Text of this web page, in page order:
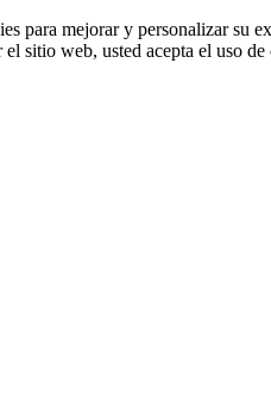
para mejorar y personalizar su
sitio web, usted acepta el uso